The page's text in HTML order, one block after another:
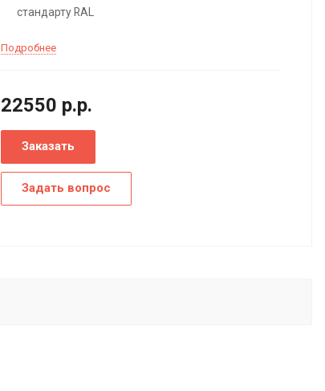
стандарту RAL
Подробнее
22550 р.р.
Заказать
Задать вопрос